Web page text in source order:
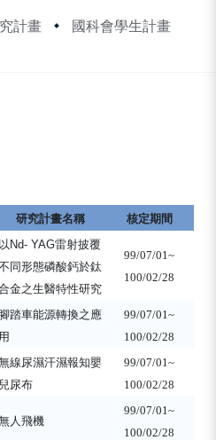
計畫
國科會學生計畫
研究計畫名稱 核定期間
以 Nd- YAG雷射披覆
同形態磷酸鈣於鈦
金之生醫特性研究
99/07/01~
100/02/28
腳踏車能源轉換之應
用
99/07/01~
100/02/28
線尿濕汗濕報知嬰
兒尿布
99/07/01~
100/02/28
人飛機
99/07/01~
100/02/28